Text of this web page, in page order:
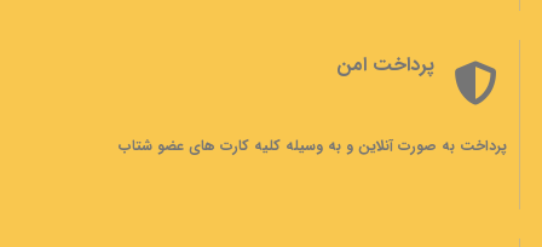
پرداخت امن
پرداخت به صورت آنلاین و به وسیله کلیه کارت های عضو شتاب